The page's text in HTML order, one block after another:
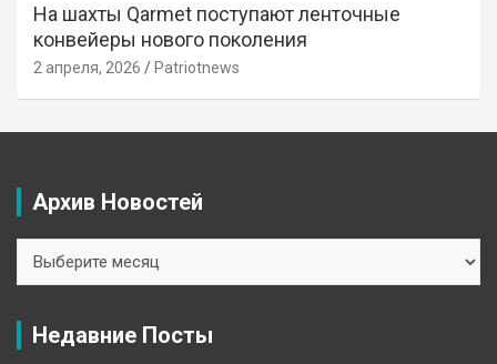
На шахты Qarmet поступают ленточные
конвейеры нового поколения
2 апреля, 2026 Patriotnews
Архив Новостей
Новостей
Недавние Посты